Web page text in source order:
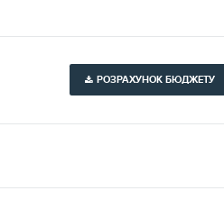
РОЗРАХУНОК БЮДЖЕТУ